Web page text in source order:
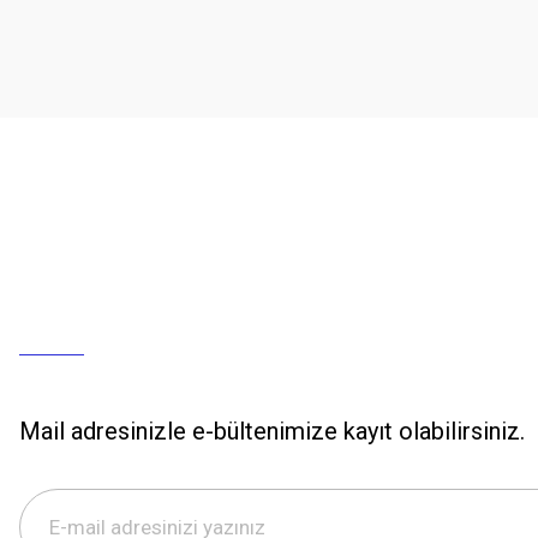
Mail adresinizle e-bültenimize kayıt olabilirsiniz.